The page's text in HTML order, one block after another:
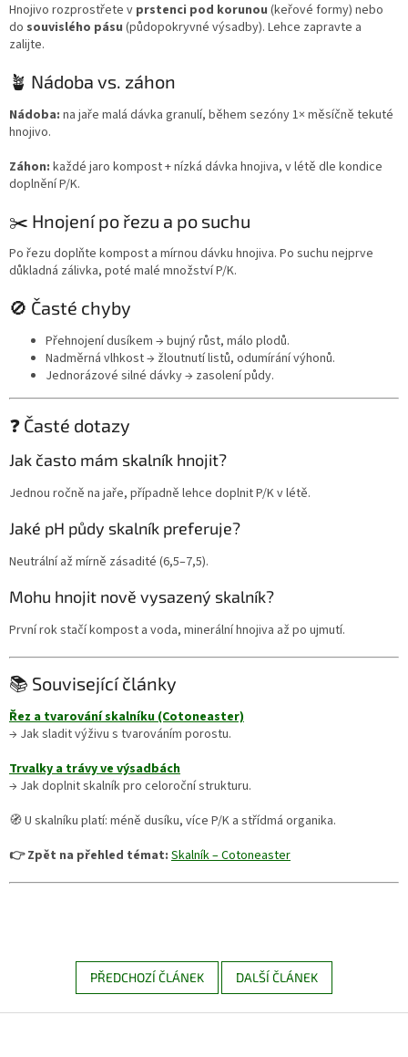
Hnojivo rozprostřete v prstenci pod korunou (keřové formy) nebo
do souvislého pásu (půdopokryvné výsadby). Lehce zapravte a
zalijte.
🪴 Nádoba vs. záhon
Nádoba: na jaře malá dávka granulí, během sezóny 1× měsíčně tekuté
hnojivo.
Záhon: každé jaro kompost + nízká dávka hnojiva, v létě dle kondice
doplnění P/K.
✂️ Hnojení po řezu a po suchu
Po řezu doplňte kompost a mírnou dávku hnojiva. Po suchu nejprve
důkladná zálivka, poté malé množství P/K.
🚫 Časté chyby
Přehnojení dusíkem → bujný růst, málo plodů.
Nadměrná vlhkost → žloutnutí listů, odumírání výhonů.
Jednorázové silné dávky → zasolení půdy.
❓ Časté dotazy
Jak často mám skalník hnojit?
Jednou ročně na jaře, případně lehce doplnit P/K v létě.
Jaké pH půdy skalník preferuje?
Neutrální až mírně zásadité (6,5–7,5).
Mohu hnojit nově vysazený skalník?
První rok stačí kompost a voda, minerální hnojiva až po ujmutí.
📚 Související články
Řez a tvarování skalníku (Cotoneaster)
→ Jak sladit výživu s tvarováním porostu.
Trvalky a trávy ve výsadbách
→ Jak doplnit skalník pro celoroční strukturu.
🧭 U skalníku platí: méně dusíku, více P/K a střídmá organika.
👉 Zpět na přehled témat: Skalník – Cotoneaster
PŘEDCHOZÍ ČLÁNEK DALŠÍ ČLÁNEK